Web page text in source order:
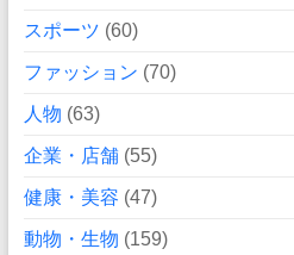
スポーツ (60)
ファッション (70)
人物 (63)
企業・店舗(55)
健康・美容 (47)
動物・生物 (159)